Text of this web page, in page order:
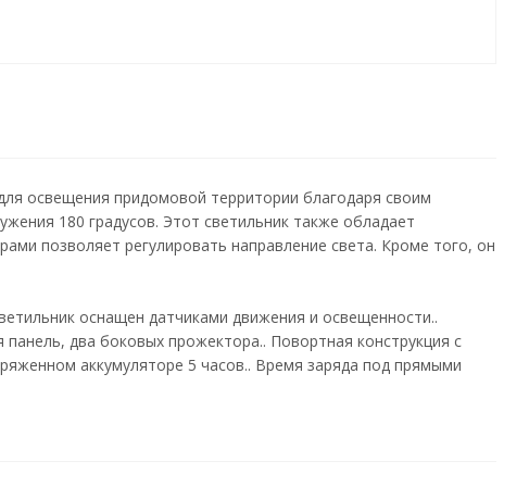
освещения придомовой территории благодаря своим
180 градусов. Этот светильник также обладает
позволяет регулировать направление света. Кроме того, он
оснащен датчиками движения и освещенности..
два боковых прожектора.. Повортная конструкция с
аккумуляторе 5 часов.. Время заряда под прямыми